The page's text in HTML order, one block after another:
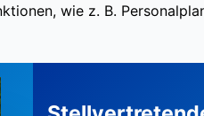
wie z. B.